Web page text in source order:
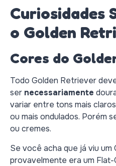
Curiosidades
o Golden
Cores do
Todo Golden Retriever
ser necessariamente
variar entre tons mais
ou mais ondulados. Porém
ou cremes.
Se você acha que já viu
provavelmente era um